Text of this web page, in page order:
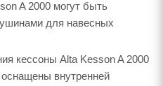
A 2000 могут быть
для навесных
кессоны Alta Kesson A 2000
внутренней